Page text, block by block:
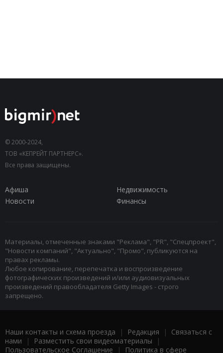
© 2000-2024,
ТОВ «КЕПРЕЙТ ПАРТНЕРС».
Все права защищены.
Афиша
Недвижимость
Новости
Финансы
Материалы, отмеченные знаками "Реклама", "PR", "Спецпроект",
"Новости компаний", "Актуально", "Промо", публикуются на
правах рекламы.
Любое копирование, перепечатка и воспроизведение
фотографических произведений и/или аудиовизуальных
произведений правообладателя Getty Images - строго
запрещено.
Наши контакты и схема проезда | Редакция | Связаться с
нами | Разместить свои видеоматериалы |
Пользовательское Соглашение | Политика в сфере